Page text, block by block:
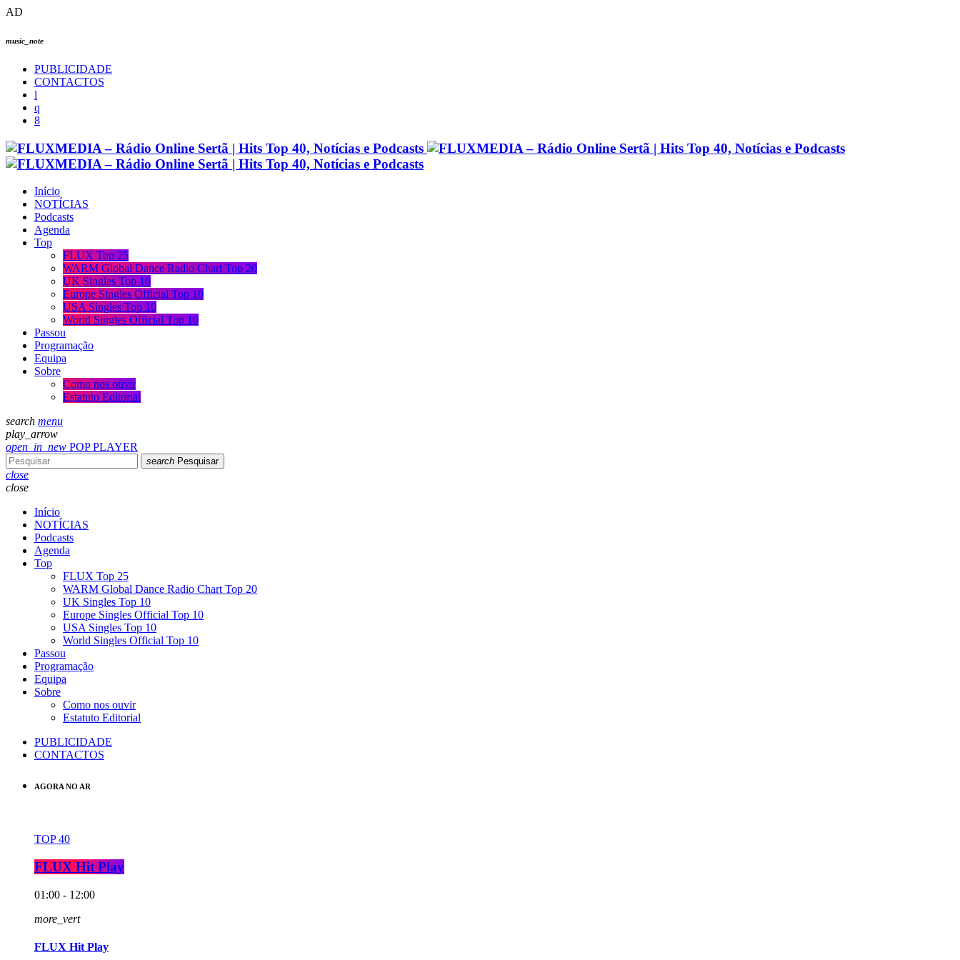
AD
music_note
PUBLICIDADE
CONTACTOS
Início
NOTÍCIAS
Podcasts
Agenda
Top
FLUX Top 25
WARM Global Dance Radio Chart Top 20
UK Singles Top 10
Europe Singles Official Top 10
USA Singles Top 10
World Singles Official Top 10
Passou
Programação
Equipa
Sobre
Como nos ouvir
Estatuto Editorial
search menu
play_arrow
open_in_new POP PLAYER
search Pesquisar
close
close
Início
NOTÍCIAS
Podcasts
Agenda
Top
FLUX Top 25
WARM Global Dance Radio Chart Top 20
UK Singles Top 10
Europe Singles Official Top 10
USA Singles Top 10
World Singles Official Top 10
Passou
Programação
Equipa
Sobre
Como nos ouvir
Estatuto Editorial
PUBLICIDADE
CONTACTOS
AGORA NO AR
TOP 40
FLUX Hit Play
01:00 - 12:00
more_vert
FLUX Hit Play